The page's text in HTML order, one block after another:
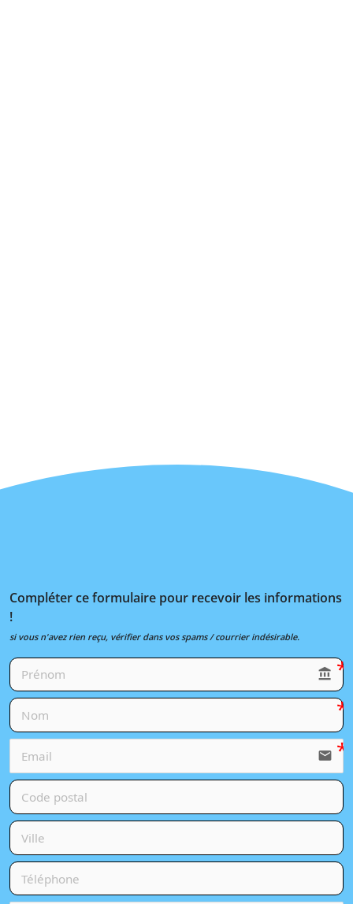
Compléter ce formulaire pour recevoir les informations
!
si vous n'avez rien reçu, vérifier dans vos spams / courrier indésirable.
account_balance
email